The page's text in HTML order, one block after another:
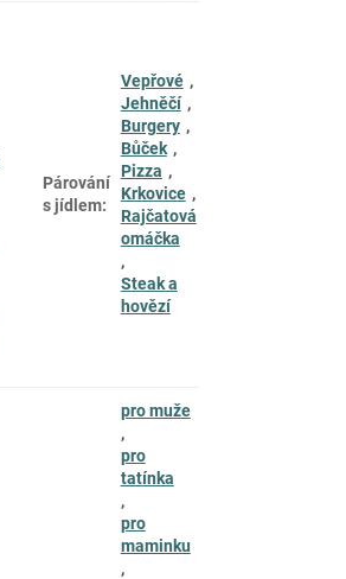
Párování
s jídlem:
Vepřové ,
Jehněčí ,
Burgery ,
Bůček ,
Pizza ,
Krkovice ,
Rajčatová
omáčka
,
Steak a
hovězí
pro muže
,
pro
tatínka
,
pro
maminku
,